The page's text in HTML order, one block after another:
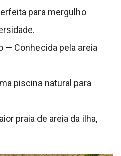
para mergulho
— Conhecida pela areia
piscina natural para
praia de areia da ilha,